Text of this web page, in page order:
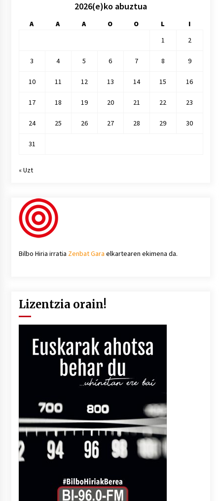
2026(e)ko abuztua
A A A O O L
I
1
2
3 4 5 6 7 8 9
10 11 12 13 14 15 16
17 18 19 20 21 22 23
24 25 26 27 28 29 30
31
« Uzt
Bilbo Hiria irratia Zenbat Gara elkartearen ekimena da.
Lizentzia orain!